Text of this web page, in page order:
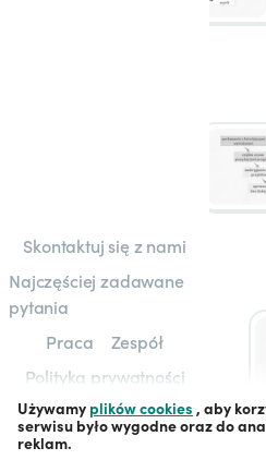
Skontaktuj się z nami
Najczęściej zadawane
pytania
Praca
Zespół
Polityka prywatności
Regulamin
Używamy plików cookies , aby
serwisu było wygodne oraz do
reklam.